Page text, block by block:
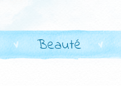
Beauté